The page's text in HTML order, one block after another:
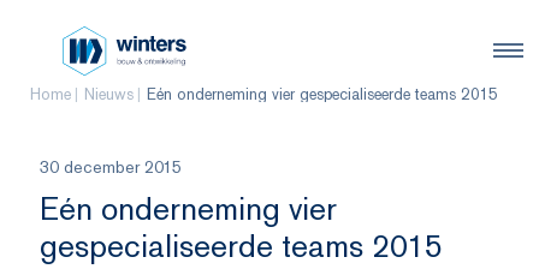
Home Nieuws Eén onderneming vier gespecialiseerde teams 2015
30 december 2015
Eén onderneming vier
gespecialiseerde teams 2015